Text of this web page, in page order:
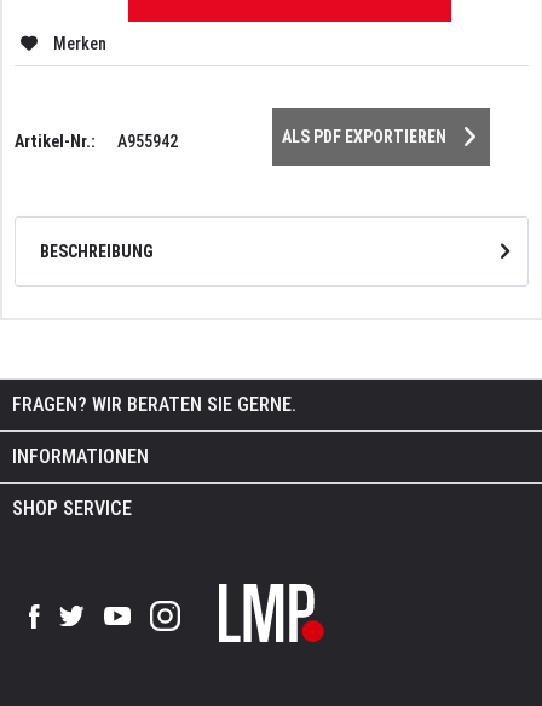
Merken
Artikel-Nr.: A955942 ALS PDF EXPORTIEREN
BESCHREIBUNG
FRAGEN? WIR BERATEN SIE GERNE.
INFORMATIONEN
SHOP SERVICE